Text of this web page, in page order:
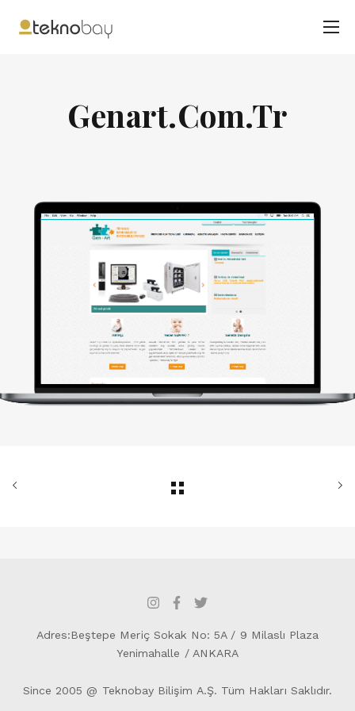
Genart.Com.Tr
Adres:Beştepe Meriç Sokak No: 5A / 9 Milaslı Plaza
Yenimahalle / ANKARA
Since 2005 @ Teknobay Bilişim A.Ş. Tüm Hakları Saklıdır.